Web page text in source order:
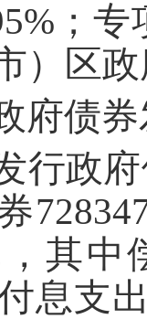
；专
）区
府债
行政
其中
息支